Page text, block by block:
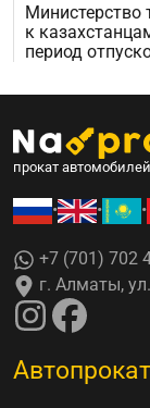
Министерство
к
период
прокат
• • •
+7 (701) 702
г. Алматы,
Автопрокат